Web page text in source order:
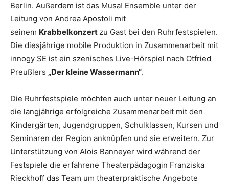
Berlin. Außerdem ist das Musa! Ensemble unter der
Leitung von Andrea Apostoli mit
seinem Krabbelkonzert zu Gast bei den Ruhrfestspielen.
Die diesjährige mobile Produktion in Zusammenarbeit mit
innogy SE ist ein szenisches Live-Hörspiel nach Otfried
Preußlers „Der kleine Wassermann“.
Die Ruhrfestspiele möchten auch unter neuer Leitung an
die langjährige erfolgreiche Zusammenarbeit mit den
Kindergärten, Jugendgruppen, Schulklassen, Kursen und
Seminaren der Region anknüpfen und sie erweitern. Zur
Unterstützung von Alois Banneyer wird während der
Festspiele die erfahrene Theaterpädagogin Franziska
Rieckhoff das Team um theaterpraktische Angebote